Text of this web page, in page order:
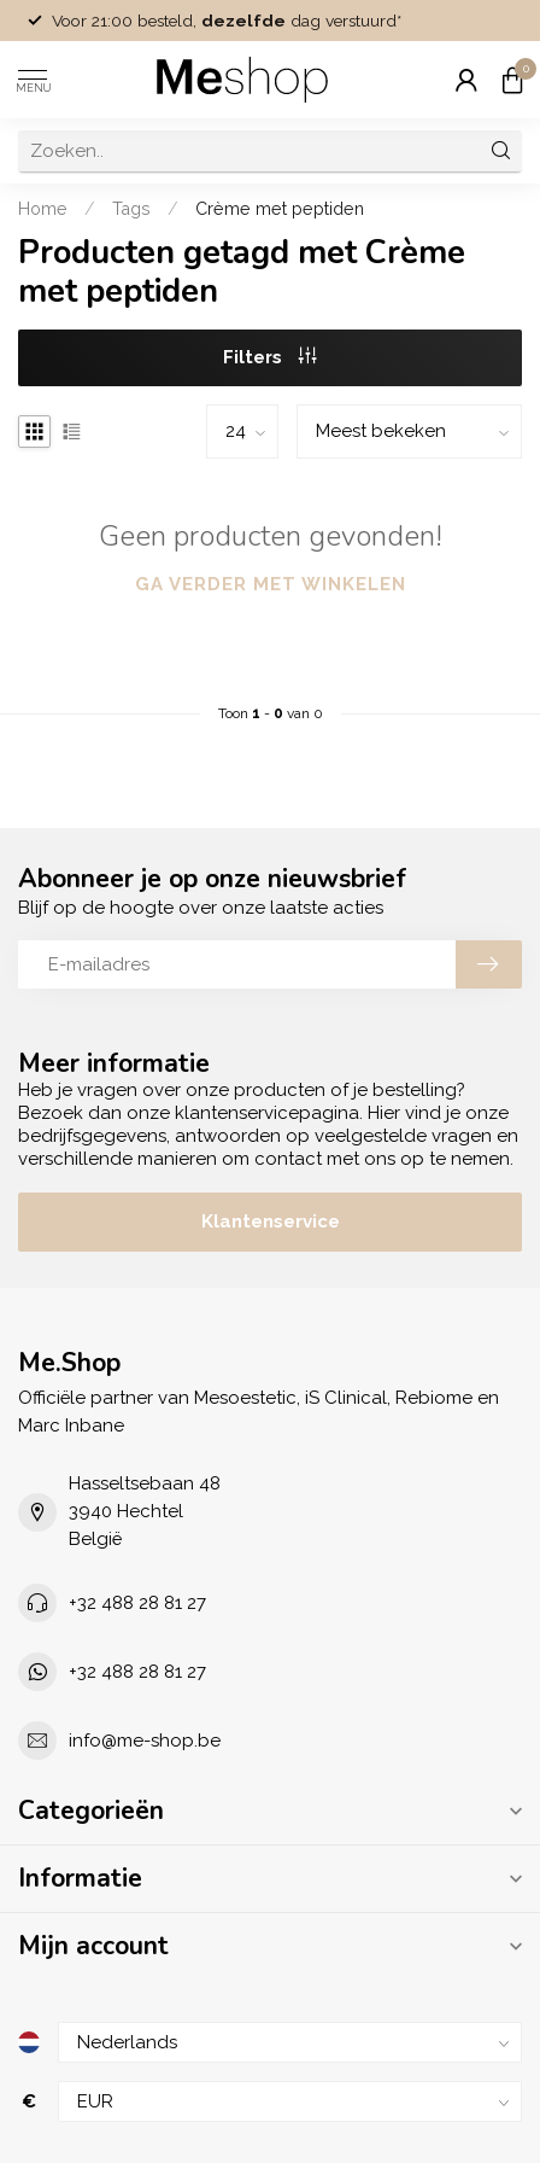
Voor 21:00 besteld, dezelfde dag verstuurd*
MENU
0
Home / Tags / Crème met peptiden
Producten getagd met Crème
met peptiden
Filters
Geen producten gevonden!
GA VERDER MET WINKELEN
Toon 1 - 0 van 0
Meer informatie
Heb je vragen over onze producten of je bestelling?
Bezoek dan onze klantenservicepagina. Hier vind je onze
bedrijfsgegevens, antwoorden op veelgestelde vragen en
verschillende manieren om contact met ons op te nemen.
Klantenservice
Abonneer je op onze nieuwsbrief
Blijf op de hoogte over onze laatste acties
Me.Shop
Officiële partner van Mesoestetic, iS Clinical, Rebiome en
Marc Inbane
Hasseltsebaan 48
3940 Hechtel
België
+32 488 28 81 27
+32 488 28 81 27
info@me-shop.be
Categorieën
Informatie
Mijn account
€